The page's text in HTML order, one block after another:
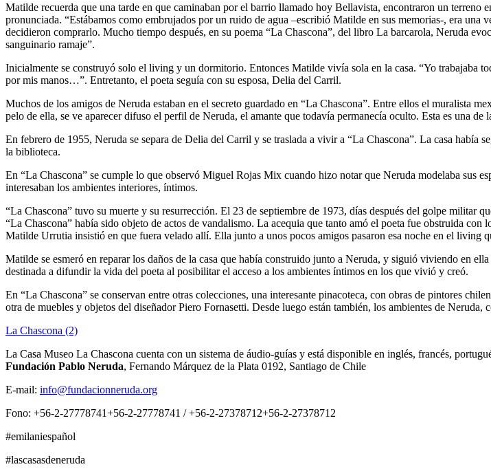
Matilde recuerda que una tarde en que caminaban por el barrio llamado hoy Bellavista, encontraron un terreno
pronunciada. “Estábamos como embrujados por un ruido de agua –escribió Matilde en sus memorias-, era
decidieron comprarlo. Mucho tiempo después, en su poema “La Chascona”, del libro La barcarola, Neruda
sanguinario ramaje”.
Inicialmente se construyó solo el living y un dormitorio. Entonces Matilde vivía sola en la casa. “Yo trabajaba
por mis manos…”. Entretanto, el poeta seguía con su esposa, Delia del Carril.
Muchos de los amigos de Neruda estaban en el secreto guardado en “La Chascona”. Entre ellos el muralista
pelo de ella, se ve aparecer difuso el perfil de Neruda, el amante que todavía permanecía oculto. Esta es una de
En febrero de 1955, Neruda se separa de Delia del Carril y se traslada a vivir a “La Chascona”. La casa había
la biblioteca.
En “La Chascona” se cumple lo que observó Miguel Rojas Mix cuando hizo notar que Neruda modelaba sus
interesaban los ambientes interiores, íntimos.
“La Chascona” tuvo su muerte y su resurrección. El 23 de septiembre de 1973, días después del golpe militar
“La Chascona” había sido objeto de actos de vandalismo. La acequia que tanto amó el poeta fue obstruida
Matilde Urrutia insistió en que fuera velado allí. Ella junto a unos pocos amigos pasaron esa noche en el living
Matilde se esmeró en reparar los daños de la casa que había construido junto a Neruda, y siguió viviendo en
destinada a difundir la vida del poeta al posibilitar el acceso a los ambientes íntimos en los que vivió y creó.
En “La Chascona” se conservan entre otras colecciones, una interesante pinacoteca, con obras de pintores
otra de muebles y objetos del diseñador Piero Fornasetti. Desde luego están también, los ambientes de
La Chascona (2)
La Casa Museo La Chascona cuenta con un sistema de áudio-guías y está disponible en inglés, francés,
Fundación Pablo Neruda, Fernando Márquez de la Plata 0192, Santiago de Chile
E-mail: info@fundacionneruda.org
Fono: +56-2-27778741+56-2-27778741 /+56-2-27378712+56-2-27378712
#emilaniespañol
#lascasasdeneruda